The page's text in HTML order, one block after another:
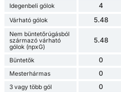
Idegenbeli gólok 4
Várható gólok 5.48
Nem büntetőrúgásból
származó várható
gólok (npxG)
5.48
Büntetők 0
Mesterhármas 0
3 vagy több gól 0